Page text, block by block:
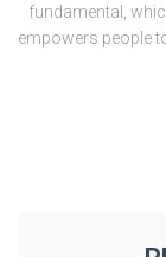
fundamental,
empowers people